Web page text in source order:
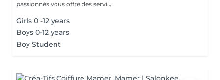
passionnés vous offre des servi...
Girls 0 -12 years
Boys 0-12 years
Boy Student